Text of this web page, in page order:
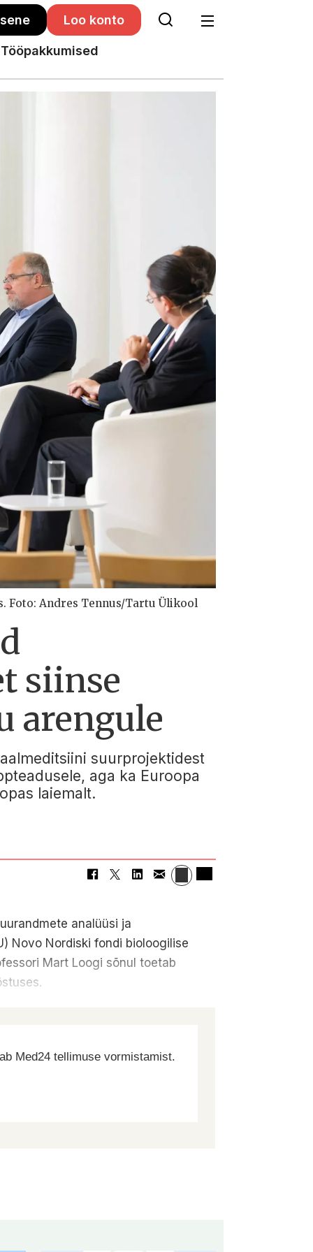
Loo konto
Tööpakkumised
Foto: Andres Tennus/Tartu Ülikool
siinse
arengule
suurprojektidest
aga ka Euroopa
laiemalt.
analüüsi ja
Novo Nordiski fondi bioloogilise
Mart Loogi sõnul toetab
Med24 tellimuse vormistamist.